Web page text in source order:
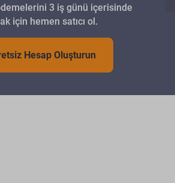
3 iş günü içerisinde
için hemen satıcı ol.
Hesap Oluşturun